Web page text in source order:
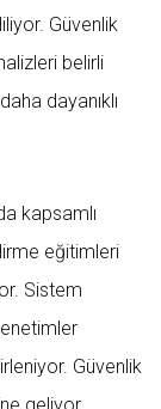
Güvenlik
belirli
dayanıklı
kapsamlı
eğitimleri
Sistem
Güvenlik